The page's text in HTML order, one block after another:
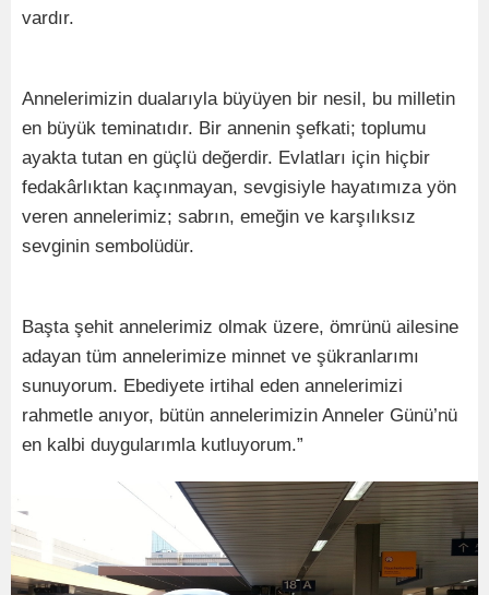
vardır.
Annelerimizin dualarıyla büyüyen bir nesil, bu milletin
en büyük teminatıdır. Bir annenin şefkati; toplumu
ayakta tutan en güçlü değerdir. Evlatları için hiçbir
fedakârlıktan kaçınmayan, sevgisiyle hayatımıza yön
veren annelerimiz; sabrın, emeğin ve karşılıksız
sevginin sembolüdür.
Başta şehit annelerimiz olmak üzere, ömrünü ailesine
adayan tüm annelerimize minnet ve şükranlarımı
sunuyorum. Ebediyete irtihal eden annelerimizi
rahmetle anıyor, bütün annelerimizin Anneler Günü’nü
en kalbi duygularımla kutluyorum.”